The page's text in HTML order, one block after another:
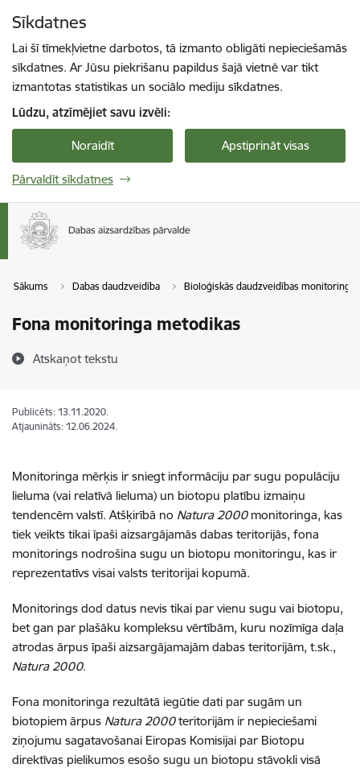
Sīkdatnes
Lai šī tīmekļvietne darbotos, tā izmanto obligāti nepieciešamās
sīkdatnes. Ar Jūsu piekrišanu papildus šajā vietnē var tikt
izmantotas statistikas un sociālo mediju sīkdatnes.
Lūdzu, atzīmējiet savu izvēli:
Noraidīt Apstiprināt visas
Pārvaldīt sīkdatnes
Sākums Dabas daudzveidība Bioloģiskās daudzveidības monitorings
Fona monitoringa metodikas
Atskaņot tekstu
Publicēts: 13.11.2020.
Atjaunināts: 12.06.2024.
Monitoringa mērķis ir sniegt informāciju par sugu populāciju
lieluma (vai relatīvā lieluma) un biotopu platību izmaiņu
tendencēm valstī. Atšķirībā no Natura 2000monitoringa, kas
tiek veikts tikai īpaši aizsargājamās dabas teritorijās, fona
monitorings nodrošina sugu un biotopu monitoringu, kas ir
reprezentatīvs visai valsts teritorijai kopumā.
Monitorings dod datus nevis tikai par vienu sugu vai biotopu,
bet gan par plašāku kompleksu vērtībām, kuru nozīmīga daļa
atrodas ārpus īpaši aizsargājamajām dabas teritorijām, t.sk.,
Natura 2000.
Fona monitoringa rezultātā iegūtie dati par sugām un
biotopiem ārpus Natura 2000teritorijām ir nepieciešami
ziņojumu sagatavošanai Eiropas Komisijai par Biotopu
direktīvas pielikumos esošo sugu un biotopu stāvokli visā